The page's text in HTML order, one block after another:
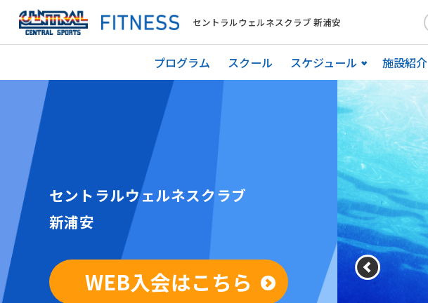
セントラルウェルネスクラブ 新浦安
プログラム スクール スケジュール 施設紹介
セントラルウェルネスクラブ
新浦安
WEB入会はこちら